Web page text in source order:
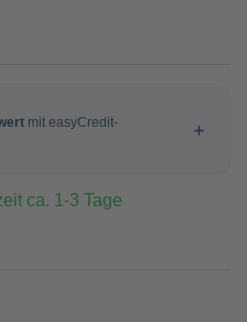
ca. 1-3 Tage